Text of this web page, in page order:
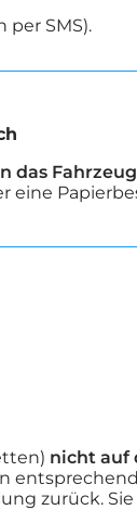
per SMS).
das
eine
nicht auf
zurück.